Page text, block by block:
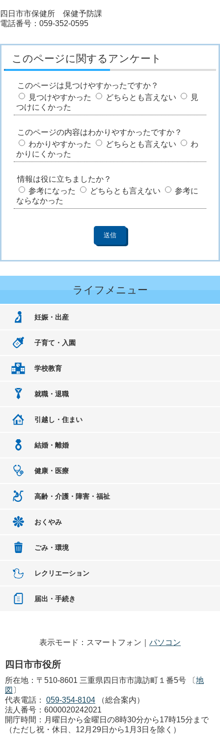
四日市市保健所 保健予防課
電話番号：059-352-0595
このページに関するアンケート
このページは見つけやすかったですか？
見つけやすかった
どちらとも言えない
見
つけにくかった
このページの内容はわかりやすかったですか？
わかりやすかった
どちらとも言えない
わ
かりにくかった
情報は役に立ちましたか？
参考になった
どちらとも言えない
参考に
ならなかった
ライフメニュー
妊娠・出産
子育て・入園
学校教育
就職・退職
引越し・住まい
結婚・離婚
健康・医療
高齢・介護・障害・福祉
おくやみ
ごみ・環境
レクリエーション
届出・手続き
表示モード：スマートフォン｜ パソコン
四日市市役所
所在地：〒510-8601 三重県四日市市諏訪町１番5号 〔地
図 〕
代表電話：
059-354-8104
（総合案内）
法人番号：6000020242021
開庁時間：月曜日から金曜日の8時30分から17時15分まで
（ただし祝・休日、12月29日から1月3日を除く）